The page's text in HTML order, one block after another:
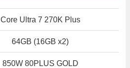
Core Ultra 7 270K Plus
64GB (16GB x2)
850W 80PLUS GOLD